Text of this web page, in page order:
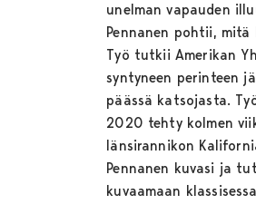
unelman vapauden
Pennanen pohtii, mitä
Työ tutkii Amerikan
syntyneen perinteen
päässä katsojasta.
2020 tehty kolmen
länsirannikon
Pennanen kuvasi ja
kuvaamaan